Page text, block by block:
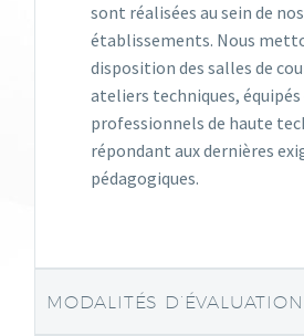
sont réalisées au sein de nos
établissements. Nous
disposition des salles de
ateliers techniques,
professionnels de haute
répondant aux dernières
pédagogiques.
MODALITÉS D’ÉVALUATION